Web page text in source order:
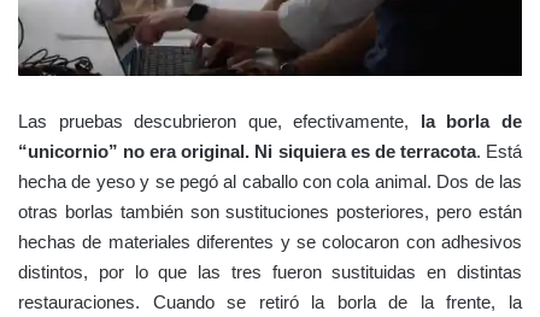
Las pruebas descubrieron que, efectivamente, la borla de
“unicornio” no era original. Ni siquiera es de terracota. Está
hecha de yeso y se pegó al caballo con cola animal. Dos de las
otras borlas también son sustituciones posteriores, pero están
hechas de materiales diferentes y se colocaron con adhesivos
distintos, por lo que las tres fueron sustituidas en distintas
restauraciones. Cuando se retiró la borla de la frente, la